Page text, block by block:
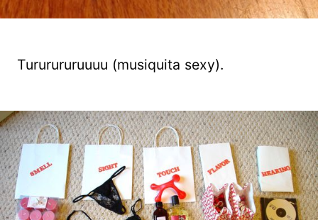
Tururururuuuu (musiquita sexy).